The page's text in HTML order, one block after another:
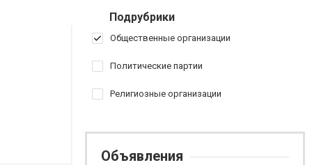
Подрубрики
Общественные организации
Политические партии
Религиозные организации
Объявления